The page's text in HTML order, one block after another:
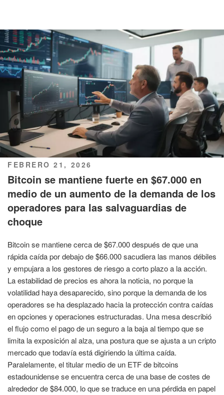
PUBLICADO
EL
FEBRERO 21, 2026
Bitcoin se mantiene fuerte en $67.000 en
medio de un aumento de la demanda de los
operadores para las salvaguardias de
choque
Bitcoin se mantiene cerca de $67.000 después de que una
rápida caída por debajo de $66.000 sacudiera las manos débiles
y empujara a los gestores de riesgo a corto plazo a la acción.
La estabilidad de precios es ahora la noticia, no porque la
volatilidad haya desaparecido, sino porque la demanda de los
operadores se ha desplazado hacia la protección contra caídas
en opciones y operaciones estructuradas. Una mesa describió
el flujo como el pago de un seguro a la baja al tiempo que se
limita la exposición al alza, una postura que se ajusta a un cripto
mercado que todavía está digiriendo la última caída.
Paralelamente, el titular medio de un ETF de bitcoins
estadounidense se encuentra cerca de una base de costes de
alrededor de $84.000, lo que se traduce en una pérdida en papel